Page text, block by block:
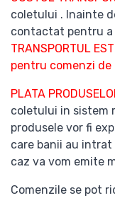
coletului . Inainte
contactat pentru a
TRANSPORTUL
pentru comenzi de
PLATA
coletului in sistem
produsele vor fi
care banii au
caz va vom emite
Comenzile se pot